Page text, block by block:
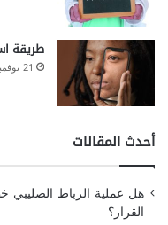
طريقة
21 نوفمبر 2022
أحدث المقالات
هل عملية الرباط الصليبي
القرار؟